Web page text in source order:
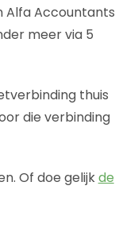
Alfa Accountants
meer via 5
thuis
die verbinding
Of doe gelijkde